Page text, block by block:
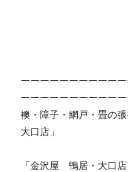
ーーーーーーーーーー
ーーーーーーーーーー
襖・障子・網戸・畳の
大口店」
「金沢屋 鴨居・大口店